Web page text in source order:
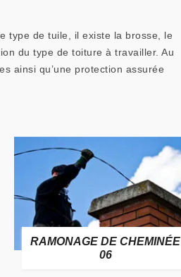
type de tuile, il existe la brosse, le
du type de toiture à travailler. Au
ainsi qu’une protection assurée
RAMONAGE DE CHEMINÉE
06